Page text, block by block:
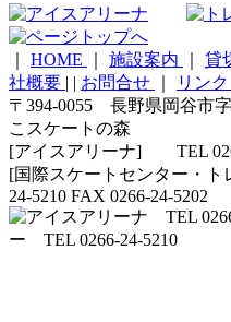
HOME 施設案内 貸
社概要 | | お問合せ リンク
〒394-0055 長野県岡谷市
こスケートの森
[アイスアリーナ] TEL
[国際スケートセンター・
24-5210 FAX 0266-24-5202